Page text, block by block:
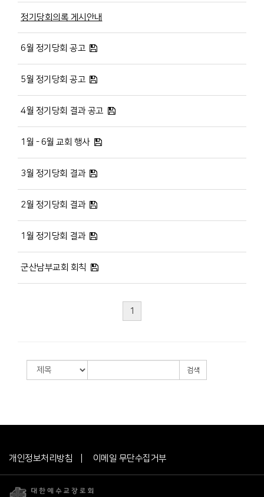
정기당회의록 게시안내
6월 정기당회 공고
5월 정기당회 공고
4월 정기당회 결과 공고
1월 - 6월 교회 행사
3월 정기당회 결과
2월 정기당회 결과
1월 정기당회 결과
군산남부교회 회칙
1
검색
개인정보처리방침 이메일 무단수집거부